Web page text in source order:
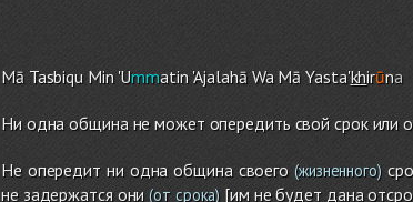
Mā Tasbiqu Min 'Ummatin 'Ajalahā Wa Mā Yasta'khirūna
Ни одна община не может опередить свой срок или
Не опередит ни одна община своего (жизненного)
не задержатся они (от срока) [им не будет дана